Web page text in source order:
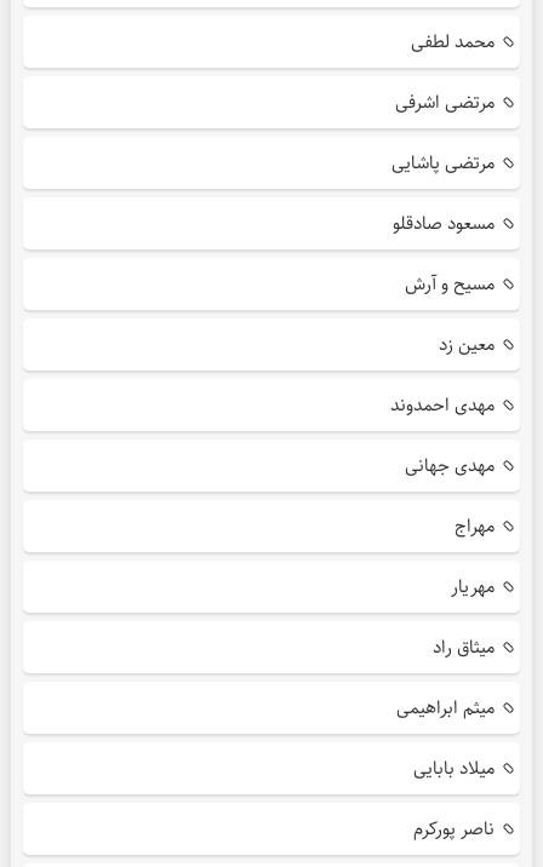
محمد لطفی
مرتضی اشرفی
مرتضی پاشایی
مسعود صادقلو
مسیح و آرش
معین زد
مهدی احمدوند
مهدی جهانی
مهراج
مهریار
میثاق راد
میثم ابراهیمی
میلاد بابایی
ناصر پورکرم